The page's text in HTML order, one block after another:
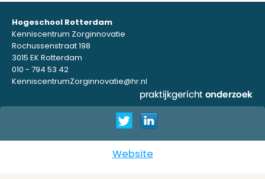
Hogeschool Rotterdam
Kenniscentrum Zorginnovatie
Rochussenstraat 198
3015 EK Rotterdam
010 - 794 53 42
KenniscentrumZorginnovatie@hr.nl
Website